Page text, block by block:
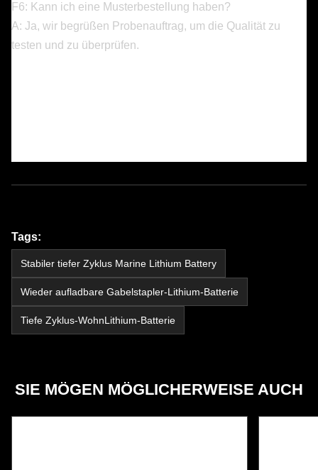
F6: Kann ich eine Musterbestellung haben?
A: Ja, wir begrüßen Probenauftrag, um die Qualität zu
testen und zu überprüfen.
Tags:
Stabiler tiefer Zyklus Marine Lithium Battery
Wieder aufladbare Gabelstapler-Lithium-Batterie
Tiefe Zyklus-WohnLithium-Batterie
SIE MÖGEN MÖGLICHERWEISE AUCH